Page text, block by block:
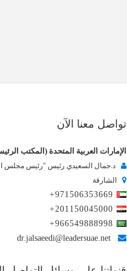
تواصل معنا الآن
الإمارات العربية المتحدة (المكتب
د.جمال السعيدي رئيس "رئيس مجلس
الشارقة
+971506353669
+201150045000
+966549888998
dr.jalsaeedi@leadersuae.net